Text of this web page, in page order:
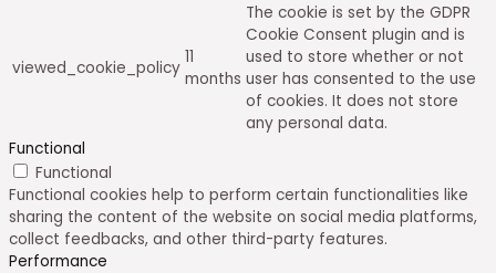
viewed_cookie_policy
11
months
The cookie is set by the GDPR
Cookie Consent plugin and is
used to store whether or not
user has consented to the use
of cookies. It does not store
any personal data.
Functional
Functional
Functional cookies help to perform certain functionalities like
sharing the content of the website on social media platforms,
collect feedbacks, and other third-party features.
Performance